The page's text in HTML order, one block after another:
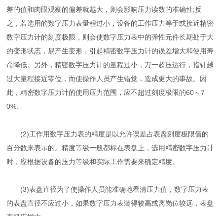
差的值和肉眼观察的偏差就越大，则会影响压力读数的准确性;反
之，若选用的数字压力表量程过小，设备的工作压力等于或接近精密
数字压力计的刻度极限，则会使数字压力表中的弹性元件长期处于大
的变形状态，易产生变形，引起精密数字压力计的误差增大和使用寿
命降低。另外，精密数字压力计的量程过小，万一超压运行，指针越
过大量程接近零位，而使操作人员产生错觉，造成更大的事故。因
此，精密数字压力计的使用压力范围，应不超过刻度极限的60～7
0%.
(2)工作用数字压力表的精度是以允许误差占表盘刻度极限值的
百分数来表示的。精度等级一般都标在表盘上，选用精密数字压力计
时，应根据设备的压力等级和实际工作需要来确定精度。
(3)表盘直径为了使操作人员能准确地看清压力值，数字压力表
的表盘直径不应过小，如果数字压力表装得较高或离岗位较远，表盘